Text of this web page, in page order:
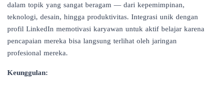
dalam topik yang sangat beragam — dari kepemimpinan,
teknologi, desain, hingga produktivitas. Integrasi unik dengan
profil LinkedIn memotivasi karyawan untuk aktif belajar karena
pencapaian mereka bisa langsung terlihat oleh jaringan
profesional mereka.
Keunggulan: